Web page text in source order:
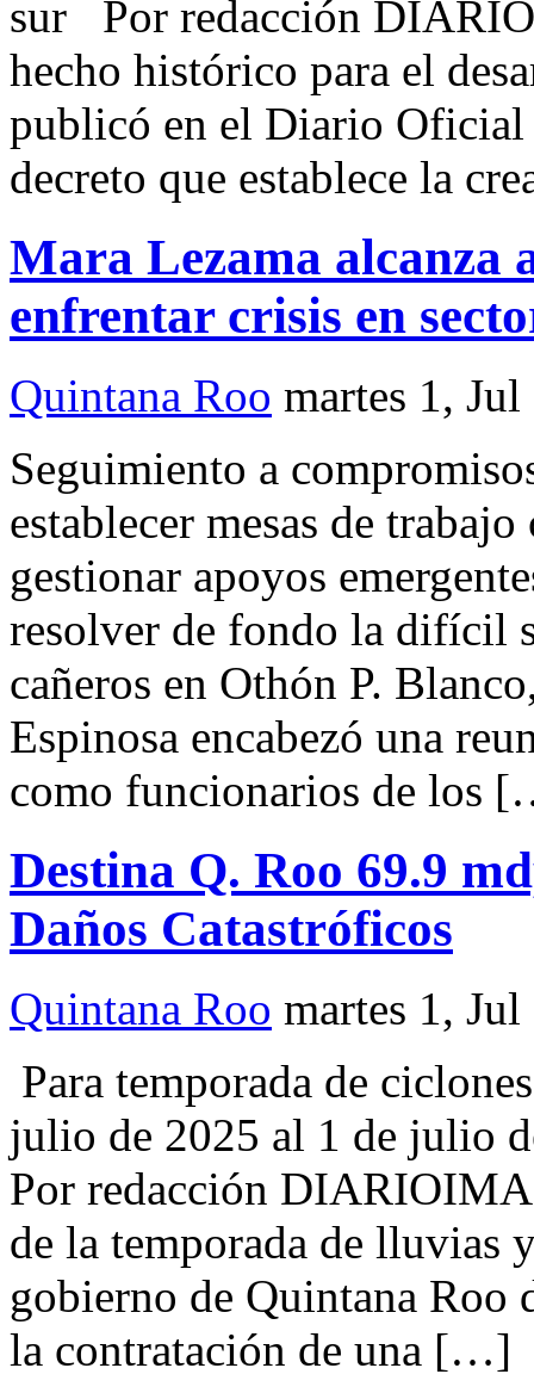
sur Por redacción
hecho histórico para el
publicó en el Diario Oficial
decreto que establece la
Mara Lezama alcanza
enfrentar crisis en
Quintana Roo martes 1,
Seguimiento a
establecer mesas de
gestionar apoyos
resolver de fondo la difícil
cañeros en Othón P.
Espinosa encabezó una
como funcionarios de los
Destina Q. Roo 69.9
Daños Catastróficos
Quintana Roo martes 1,
Para temporada de
julio de 2025 al 1 de julio
Por redacción
de la temporada de lluvias
gobierno de Quintana Roo
la contratación de una […]